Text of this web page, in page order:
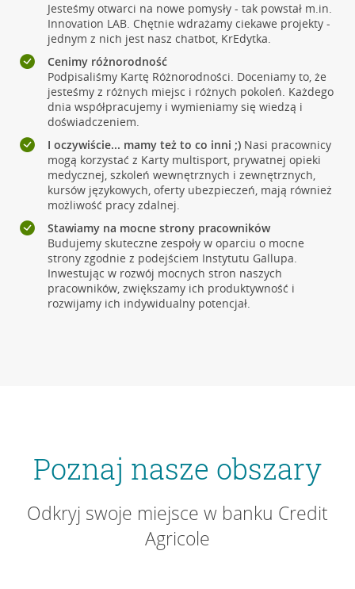
Jesteśmy otwarci na nowe pomysły - tak powstał m.in.
Innovation LAB. Chętnie wdrażamy ciekawe projekty -
jednym z nich jest nasz chatbot, KrEdytka.
Cenimy różnorodność
Podpisaliśmy Kartę Różnorodności. Doceniamy to, że
jesteśmy z różnych miejsc i różnych pokoleń. Każdego
dnia współpracujemy i wymieniamy się wiedzą i
doświadczeniem.
I oczywiście... mamy też to co inni ;)Nasi pracownicy
mogą korzystać z Karty multisport, prywatnej opieki
medycznej, szkoleń wewnętrznych i zewnętrznych,
kursów językowych, oferty ubezpieczeń, mają również
możliwość pracy zdalnej.
Stawiamy na mocne strony pracowników
Budujemy skuteczne zespoły w oparciu o mocne
strony zgodnie z podejściem Instytutu Gallupa.
Inwestując w rozwój mocnych stron naszych
pracowników, zwiększamy ich produktywność i
rozwijamy ich indywidualny potencjał.
Poznaj nasze obszary
Odkryj swoje miejsce w banku Credit
Agricole